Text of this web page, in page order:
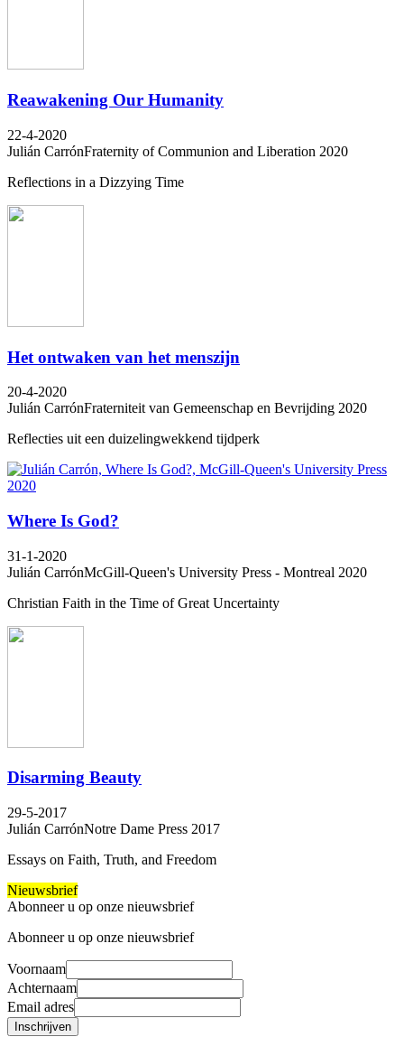
Reawakening Our Humanity
22-4-2020
Julián CarrónFraternity of Communion and Liberation 2020
Reflections in a Dizzying Time
Het ontwaken van het menszijn
20-4-2020
Julián CarrónFraterniteit van Gemeenschap en Bevrijding 2020
Reflecties uit een duizelingwekkend tijdperk
Where Is God?
31-1-2020
Julián CarrónMcGill-Queen's University Press - Montreal 2020
Christian Faith in the Time of Great Uncertainty
Disarming Beauty
29-5-2017
Julián CarrónNotre Dame Press 2017
Essays on Faith, Truth, and Freedom
Nieuwsbrief
Abonneer u op onze nieuwsbrief
Abonneer u op onze nieuwsbrief
Voornaam
Achternaam
Email adres
Inschrijven